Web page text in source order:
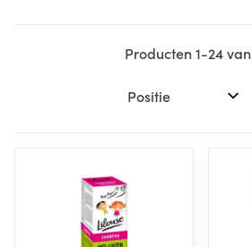
Producten1-24van
Sorteer op: